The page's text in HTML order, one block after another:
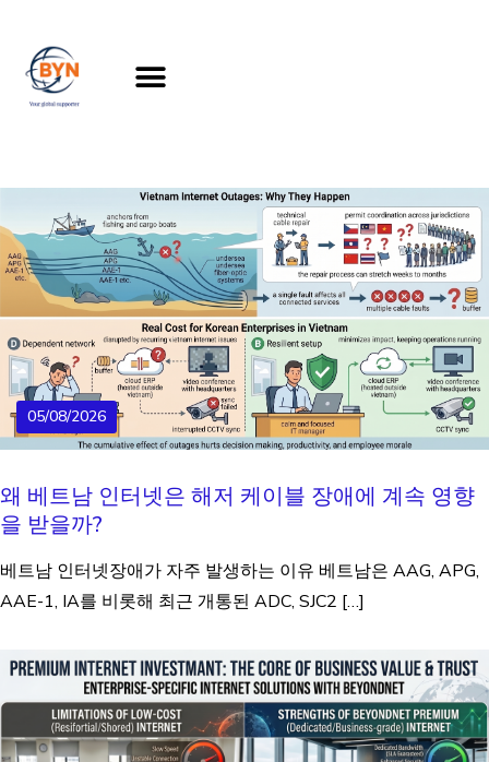
05/08/2026
왜 베트남 인터넷은 해저 케이블 장애에 계속 영향
을 받을까?
베트남 인터넷장애가 자주 발생하는 이유 베트남은 AAG, APG,
AAE-1, IA를 비롯해 최근 개통된 ADC, SJC2 […]